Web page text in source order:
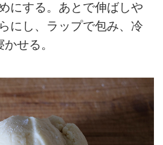
にする。あとで伸ばしや
にし、ラップで包み、冷
せる。